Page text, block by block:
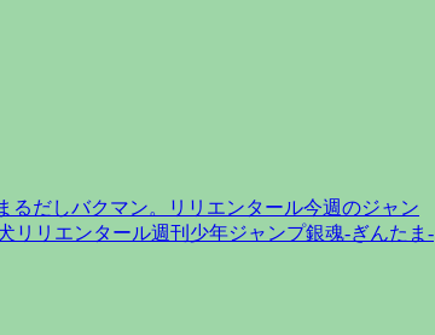
るだしバクマン。 リリエンタール今週のジャン
リリエンタール週刊少年ジャンプ銀魂-ぎんたま-